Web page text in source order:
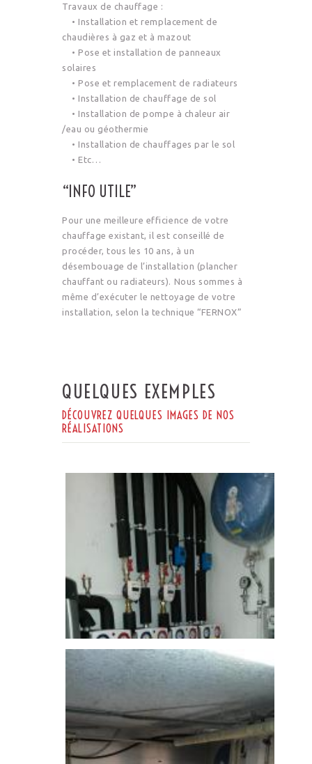
Travaux de chauffage :
• Installation et remplacement de
chaudières à gaz et à mazout
• Pose et installation de panneaux
solaires
• Pose et remplacement de radiateurs
• Installation de chauffage de sol
• Installation de pompe à chaleur air
/eau ou géothermie
• Installation de chauffages par le sol
• Etc…
“INFO UTILE”
Pour une meilleure efficience de votre
chauffage existant, il est conseillé de
procéder, tous les 10 ans, à un
désembouage de l’installation (plancher
chauffant ou radiateurs). Nous sommes à
même d’exécuter le nettoyage de votre
installation, selon la technique “FERNOX”
QUELQUES EXEMPLES
DÉCOUVREZ QUELQUES IMAGES DE NOS
RÉALISATIONS